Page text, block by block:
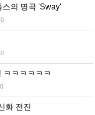
스의 명곡 'Sway'
0
0
ㅋㅋㅋㅋㅋㅋ
0
화 전진